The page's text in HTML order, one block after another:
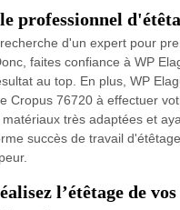
professionnel
d'un expert pour
faites confiance à WP
au top. En plus, WP
Cropus 76720 à effectuer
très adaptées et
succès de travail
l’étêtage de